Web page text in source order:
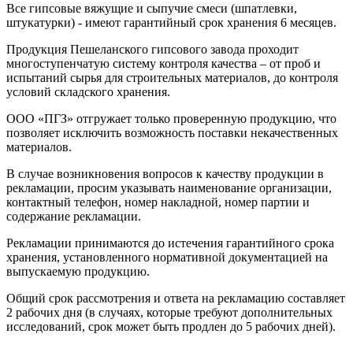
Все гипсовые вяжущие и сыпучие смеси (шпатлевки,
штукатурки) - имеют гарантийный срок хранения 6 месяцев.
Продукция Пешеланского гипсового завода проходит
многоступенчатую систему контроля качества – от проб и
испытаний сырья для строительных материалов, до контроля
условий складского хранения.
ООО «ПГЗ» отгружает только проверенную продукцию, что
позволяет исключить возможность поставки некачественных
материалов.
В случае возникновения вопросов к качеству продукции в
рекламации, просим указывать наименование организации,
контактный телефон, номер накладной, номер партии и
содержание рекламации.
Рекламации принимаются до истечения гарантийного срока
хранения, установленного нормативной документацией на
выпускаемую продукцию.
Общий срок рассмотрения и ответа на рекламацию составляет
2 рабочих дня (в случаях, которые требуют дополнительных
исследований, срок может быть продлен до 5 рабочих дней).